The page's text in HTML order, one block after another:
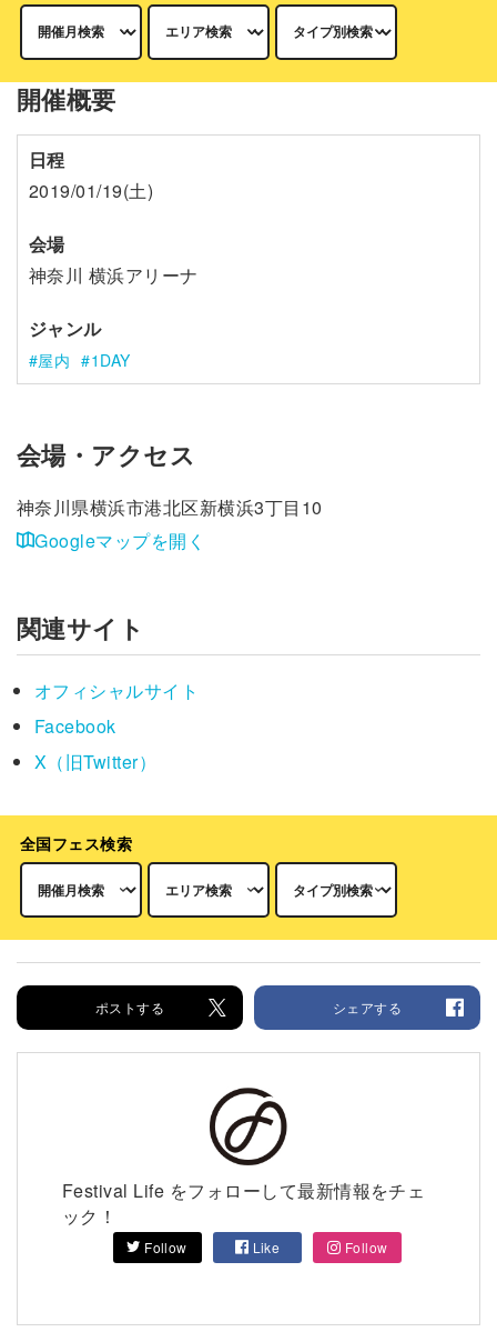
開催概要
日程
2019/01/19(土)
会場
神奈川 横浜アリーナ
ジャンル
屋内 1DAY
会場・アクセス
神奈川県横浜市港北区新横浜3丁目10
Googleマップを開く
関連サイト
オフィシャルサイト
Facebook
X（旧Twitter）
全国フェス検索
ポストする シェアする
Festival Life をフォローして最新情報をチェ
ック！
Follow Like Follow